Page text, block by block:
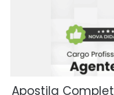
Apostila